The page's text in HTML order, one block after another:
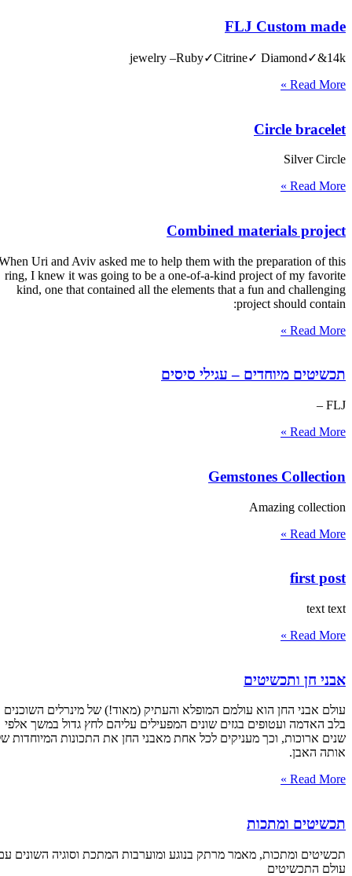
FLJ Custom made
jewelry –Ruby✓Citrine✓ Diamond✓&14k
Read More »
Circle bracelet
Silver Circle
Read More »
Combined materials project
When Uri and Aviv asked me to help them with the preparation of this
ring, I knew it was going to be a one-of-a-kind project of my favorite
kind, one that contained all the elements that a fun and challenging
project should contain:
Read More »
תכשיטים מיוחדים – עגילי סיסים
FLJ –
Read More »
Gemstones Collection
Amazing collection
Read More »
first post
text text
Read More »
אבני חן ותכשיטים
עולם אבני החן הוא עולמם המופלא והעתיק (מאוד!) של מינרלים השוכנים
בלב האדמה ועטופים בגזים שונים המפעילים עליהם לחץ גדול במשך אלפי
שנים ארוכות, וכך מעניקים לכל אחת מאבני החן את התכונות המיוחדות של
אותה האבן.
Read More »
תכשיטים ומתכות
תכשיטים ומתכות, מאמר מרתק בנוגע ומוערבות המתכת וסוגיה השונים עם
עולם התכשיטים